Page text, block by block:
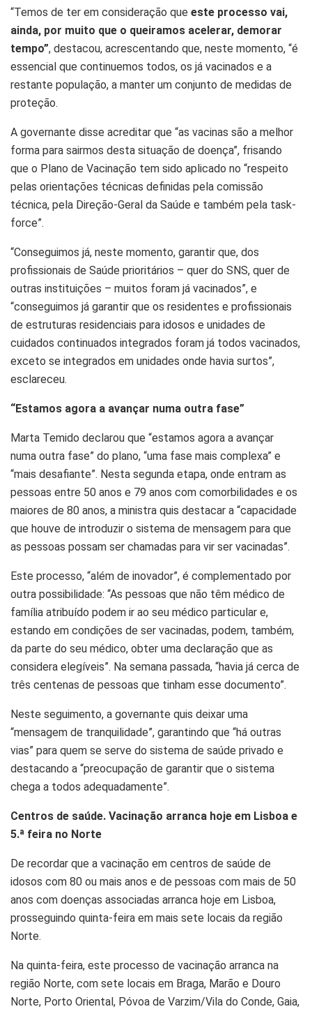
“Temos de ter em consideração que este processo vai,
ainda, por muito que o queiramos acelerar, demorar
tempo”, destacou, acrescentando que, neste momento, “é
essencial que continuemos todos, os já vacinados e a
restante população, a manter um conjunto de medidas de
proteção.
A governante disse acreditar que “as vacinas são a melhor
forma para sairmos desta situação de doença”, frisando
que o Plano de Vacinação tem sido aplicado no “respeito
pelas orientações técnicas definidas pela comissão
técnica, pela Direção-Geral da Saúde e também pela task-
force”.
“Conseguimos já, neste momento, garantir que, dos
profissionais de Saúde prioritários – quer do SNS, quer de
outras instituições – muitos foram já vacinados”, e
“conseguimos já garantir que os residentes e profissionais
de estruturas residenciais para idosos e unidades de
cuidados continuados integrados foram já todos vacinados,
exceto se integrados em unidades onde havia surtos”,
esclareceu.
“Estamos agora a avançar numa outra fase”
Marta Temido declarou que “estamos agora a avançar
numa outra fase” do plano, “uma fase mais complexa” e
“mais desafiante”. Nesta segunda etapa, onde entram as
pessoas entre 50 anos e 79 anos com comorbilidades e os
maiores de 80 anos, a ministra quis destacar a “capacidade
que houve de introduzir o sistema de mensagem para que
as pessoas possam ser chamadas para vir ser vacinadas”.
Este processo, “além de inovador”, é complementado por
outra possibilidade: “As pessoas que não têm médico de
família atribuído podem ir ao seu médico particular e,
estando em condições de ser vacinadas, podem, também,
da parte do seu médico, obter uma declaração que as
considera elegíveis”. Na semana passada, “havia já cerca de
três centenas de pessoas que tinham esse documento”.
Neste seguimento, a governante quis deixar uma
“mensagem de tranquilidade”, garantindo que “há outras
vias” para quem se serve do sistema de saúde privado e
destacando a “preocupação de garantir que o sistema
chega a todos adequadamente”.
Centros de saúde. Vacinação arranca hoje em Lisboa e
5.ª feira no Norte
De recordar que a vacinação em centros de saúde de
idosos com 80 ou mais anos e de pessoas com mais de 50
anos com doenças associadas arranca hoje em Lisboa,
prosseguindo quinta-feira em mais sete locais da região
Norte.
Na quinta-feira, este processo de vacinação arranca na
região Norte, com sete locais em Braga, Marão e Douro
Norte, Porto Oriental, Póvoa de Varzim/Vila do Conde, Gaia,